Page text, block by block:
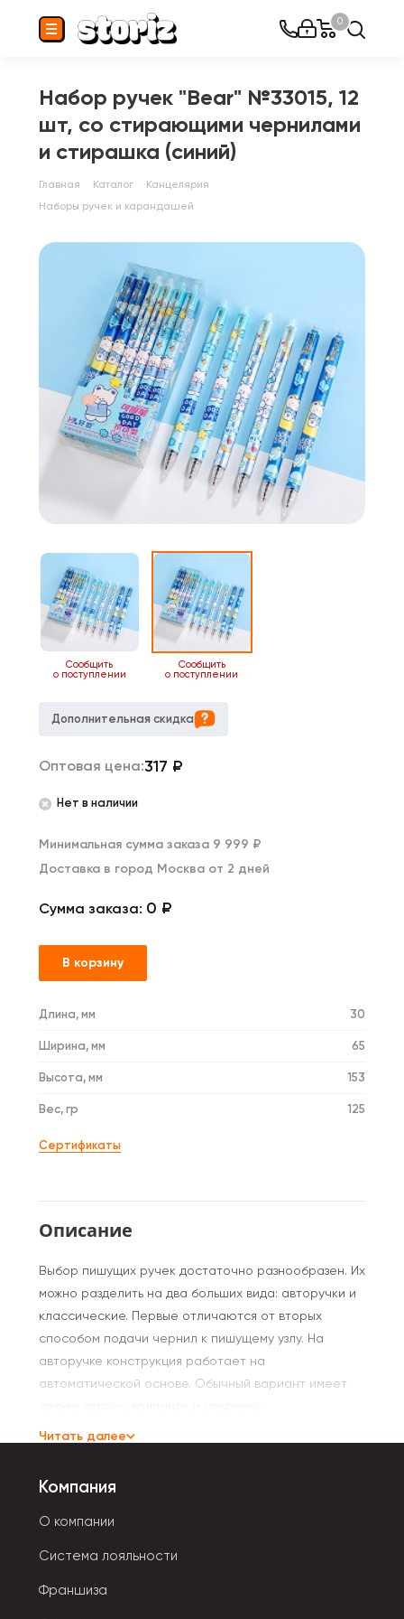
0
Набор ручек "Bear" №33015, 12
шт, со стирающими чернилами
и стирашка (синий)
Главная Каталог
Канцелярия
Наборы ручек и карандашей
Сообщить
о поступлении
Сообщить
о поступлении
Дополнительная скидка
Оптовая цена:317 ₽
Нет в наличии
Минимальная сумма заказа 9 999 ₽
Доставка в город Москва от 2 дней
Сумма заказа: 0 ₽
В корзину
Длина, мм 30
Ширина, мм 65
Высота, мм 153
Вес, гр 125
Сертификаты
Описание
Выбор пишущих ручек достаточно разнообразен. Их
можно разделить на два больших вида: авторучки и
классические. Первые отличаются от вторых
способом подачи чернил к пишущему узлу. На
авторучке конструкция работает на
автоматической основе. Обычный вариант имеет
виде долек арбуза, зайчиков, с помпонами-розовые
фламинго. Материал, из которого они сделаны,
пластмасса. Она держит удар, не ломается и не
гнется.
Читать далее
Компания
О компании
Система лояльности
Франшиза